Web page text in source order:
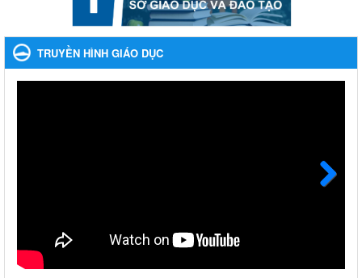
Nhắc nhỡ thực hiện thanh toán không dùng tiền mặt các khoản
thu trong nhà trường năm học 2023-2024 và các năm tiếp theo
Ngày ban hành: 27/09/2023
bổng, hỗ trợ của Chương trình "Tiếp sức đến trường" năm
Ngày ban hành: 22/08/2023
TRUYỀN HÌNH GIÁO DỤC